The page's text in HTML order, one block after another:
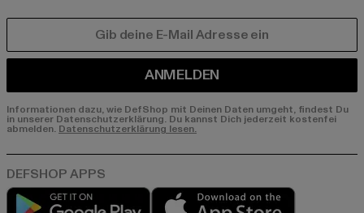
ANMELDEN
Informationen dazu, wie DefShop mit Deinen Daten umgeht, findest Du
in unserer Datenschutzerklärung. Du kannst Dich jederzeit kostenfei
abmelden. Datenschutzerklärung lesen.
Play market